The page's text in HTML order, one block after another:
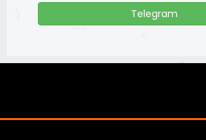
Telegram